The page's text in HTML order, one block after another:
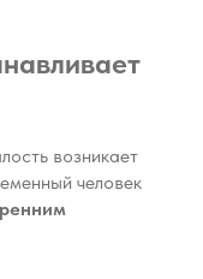
возникает
человек